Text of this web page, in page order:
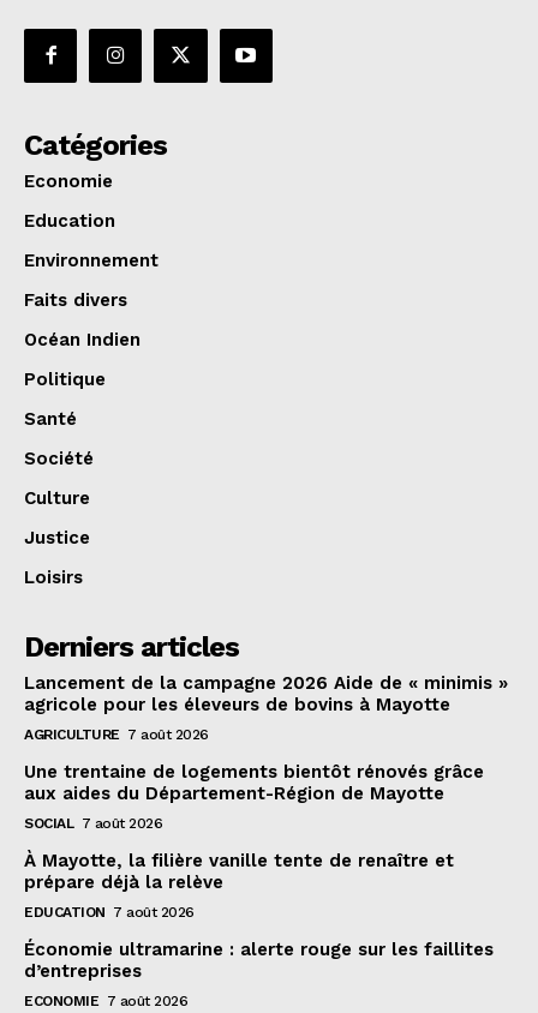
Catégories
Economie
Education
Environnement
Faits divers
Océan Indien
Politique
Santé
Société
Culture
Justice
Loisirs
Derniers articles
Lancement de la campagne 2026 Aide de « minimis »
agricole pour les éleveurs de bovins à Mayotte
AGRICULTURE 7 août 2026
Une trentaine de logements bientôt rénovés grâce
aux aides du Département-Région de Mayotte
SOCIAL 7 août 2026
À Mayotte, la filière vanille tente de renaître et
prépare déjà la relève
EDUCATION 7 août 2026
Économie ultramarine : alerte rouge sur les faillites
d’entreprises
ECONOMIE 7 août 2026